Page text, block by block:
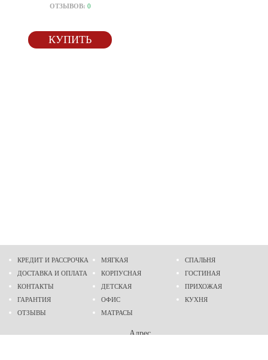
ОТЗЫВОВ: 0
КУПИТЬ
КРЕДИТ И РАССРОЧКА
ДОСТАВКА И ОПЛАТА
КОНТАКТЫ
ГАРАНТИЯ
ОТЗЫВЫ
МЯГКАЯ
КОРПУСНАЯ
ДЕТСКАЯ
ОФИС
МАТРАСЫ
СПАЛЬНЯ
ГОСТИНАЯ
ПРИХОЖАЯ
КУХНЯ
Адрес